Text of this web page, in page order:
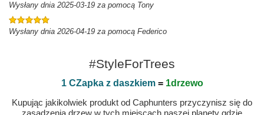
Wysłany dnia 2025-03-19 za pomocą Tony
Wysłany dnia 2026-04-19 za pomocą Federico
#StyleForTrees
1 CZapka z daszkiem= 1drzewo
Kupując jakikolwiek produkt od Caphunters przyczynisz się do